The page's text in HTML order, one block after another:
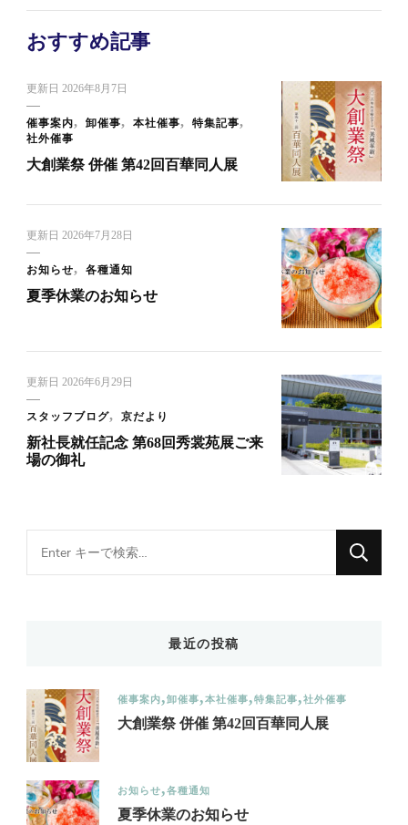
おすすめ記事
更新日 2026年8月7日
催事案内 卸催事 本社催事
特集記事
社外催事
大創業祭 併催 第42回百華同人展
更新日 2026年7月28日
お知らせ 各種通知
夏季休業のお知らせ
更新日 2026年6月29日
スタッフブログ 京だより
新社長就任記念 第68回秀裳苑展ご来
場の御礼
for
最近の投稿
催事案内 卸催事 本社催事 特集記事 社外催事
大創業祭 併催 第42回百華同人展
お知らせ 各種通知
夏季休業のお知らせ